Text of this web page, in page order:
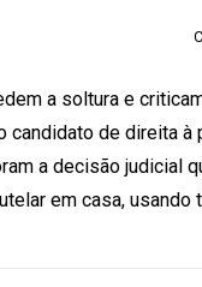
a soltura e
de direita à
a decisão judicial
em casa, usando